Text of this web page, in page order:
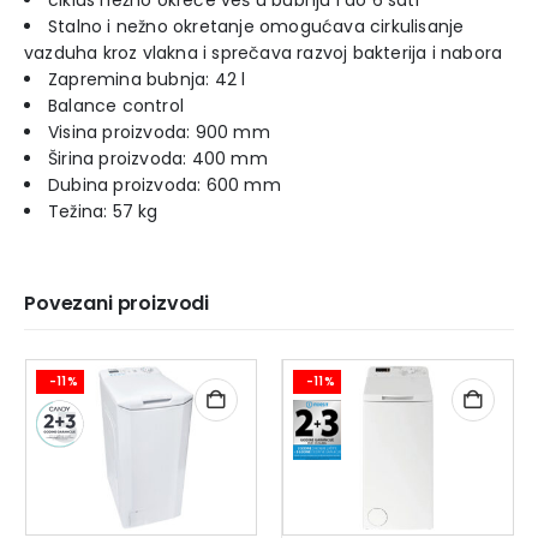
Stalno i nežno okretanje omogućava cirkulisanje
vazduha kroz vlakna i sprečava razvoj bakterija i nabora
Zapremina bubnja: 42 l
Balance control
Visina proizvoda: 900 mm
Širina proizvoda: 400 mm
Dubina proizvoda: 600 mm
Težina: 57 kg
Povezani proizvodi
-11% -11%